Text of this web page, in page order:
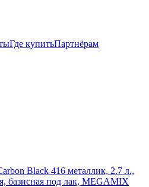
Где купитьПартнёрам
Black 416 металлик, 2.7 л.,
базисная под лак, MEGAMIX